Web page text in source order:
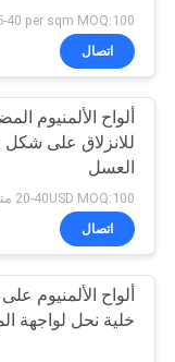
اتصال
ألواح الألمنيوم
للانزلاق على
العسل
20-40USD MOQ:100 مترا مربعا
اتصال
ألواح الألمنيوم
خلية نحل لواجهة